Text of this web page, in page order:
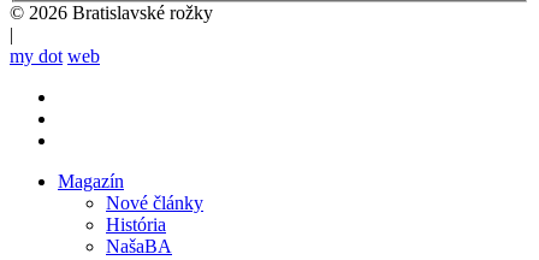
© 2026 Bratislavské rožky
|
my dot web
Magazín
Nové články
História
NašaBA